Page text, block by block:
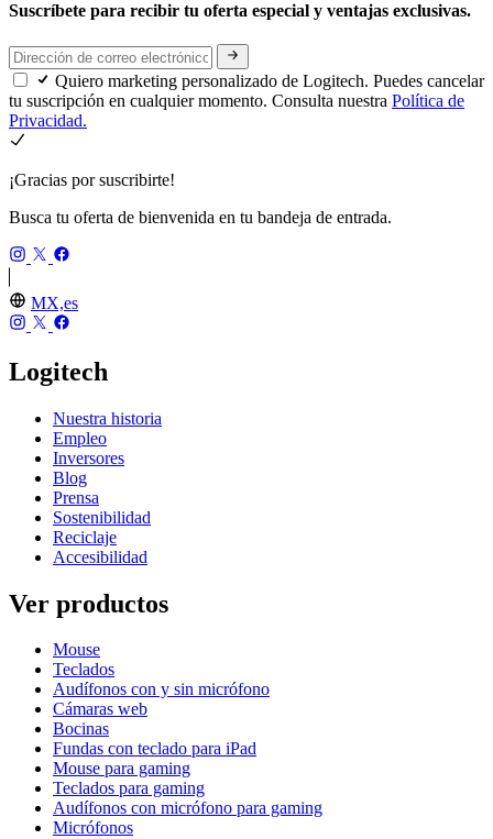
Suscríbete para recibir tu oferta especial y ventajas exclusivas.
Quiero marketing personalizado de Logitech. Puedes cancelar
tu suscripción en cualquier momento. Consulta nuestra Política de
Privacidad.
¡Gracias por suscribirte!
Busca tu oferta de bienvenida en tu bandeja de entrada.
MX,es
Logitech
Nuestra historia
Empleo
Inversores
Blog
Prensa
Sostenibilidad
Reciclaje
Accesibilidad
Ver productos
Mouse
Teclados
Audífonos con y sin micrófono
Cámaras web
Bocinas
Fundas con teclado para iPad
Mouse para gaming
Teclados para gaming
Audífonos con micrófono para gaming
Micrófonos